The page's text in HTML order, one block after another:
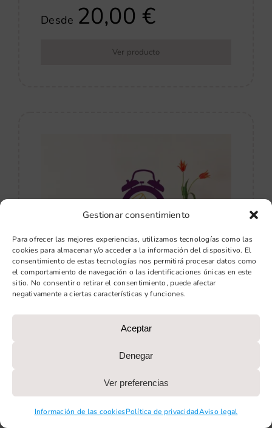
Gestionar consentimiento
Para ofrecer las mejores experiencias, utilizamos tecnologías como las
cookies para almacenar y/o acceder a la información del dispositivo. El
consentimiento de estas tecnologías nos permitirá procesar datos como
el comportamiento de navegación o las identificaciones únicas en este
sitio. No consentir o retirar el consentimiento, puede afectar
negativamente a ciertas características y funciones.
Aceptar
Denegar
Ver preferencias
Información de las cookiesPolítica de privacidadAviso legal
Desde 20,00€
Ver producto
Setback II
16,00€
Ver producto